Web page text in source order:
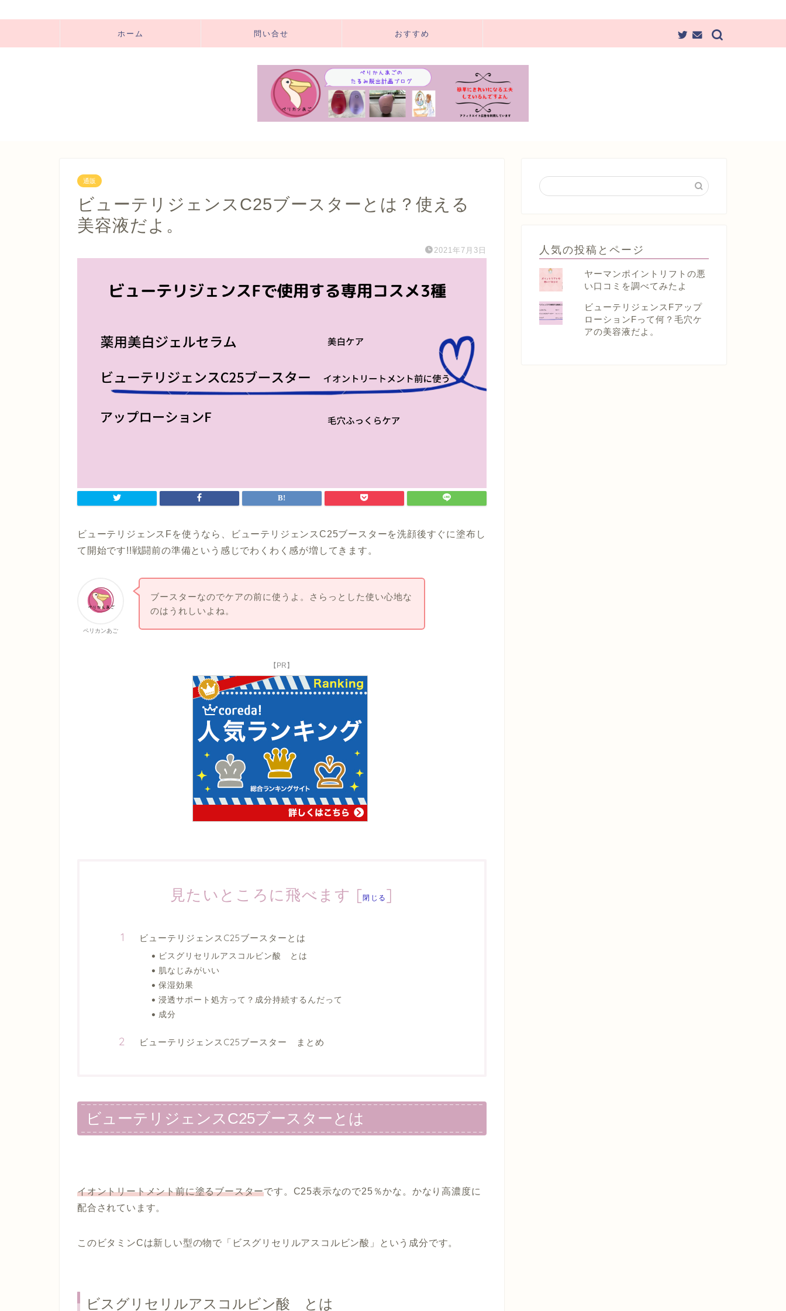
ホーム 問い合せ おすすめ
通販
ビューテリジェンスC25ブースターとは？使える
美容液だよ。
2021年7月3日
ビューテリジェンスFを使うなら、ビューテリジェンスC25ブースターを洗顔後すぐに塗布し
て開始です!!戦闘前の準備という感じでわくわく感が増してきます。
ペリカンあご
ブースターなのでケアの前に使うよ。さらっとした使い心地な
のはうれしいよね。
【PR】
見たいところに飛べます [閉じる ]
ビューテリジェンスC25ブースターとは
ビスグリセリルアスコルビン酸 とは
肌なじみがいい
保湿効果
浸透サポート処方って？成分持続するんだって
成分
ビューテリジェンスC25ブースター まとめ
ビューテリジェンスC25ブースターとは
イオントリートメント前に塗るブースターです。C25表示なので25％かな。かなり高濃度に
配合されています。
このビタミンCは新しい型の物で「ビスグリセリルアスコルビン酸」という成分です。
ビスグリセリルアスコルビン酸 とは
人気の投稿とページ
ヤーマンポイントリフトの悪
い口コミを調べてみたよ
ビューテリジェンスFアップ
ローションFって何？毛穴ケ
アの美容液だよ。